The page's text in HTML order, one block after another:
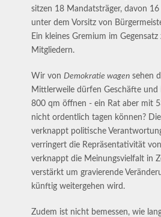
sitzen 18 Mandatsträger, davon
unter dem Vorsitz von
Ein kleines Gremium im
Mitgliedern.
Wir von Demokratie wagen sehen
Mittlerweile dürfen Geschäfte und
800 qm öffnen - ein Rat aber mit
nicht ordentlich tagen können?
verknappt politische
verringert die Repräsentativität
verknappt die Meinungsvielfalt in
verstärkt um gravierende
künftig weitergehen wird.
Zudem ist nicht bemessen, wie